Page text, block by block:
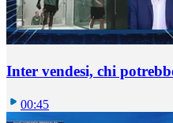
Inter vendesi, chi
00:45